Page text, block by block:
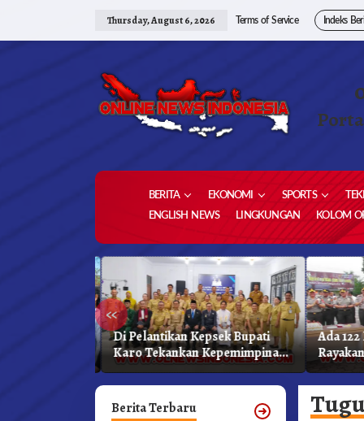
Thursday, August 6, 2026 Terms of Service Indeks
BERITA EKONOMI SPORTS
ENGLISH NEWS
LINGKUNGAN KOLOM
«
Di Pelantikan Kepsek Bupati
Karo Tekankan Kepemimpinan
Profesional Dongkrak Mutu
Pendidikan
Ada 122
Berita Terbaru